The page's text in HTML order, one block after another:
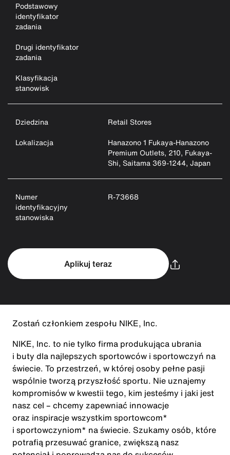
Podstawowy
identyfikator
zadania
Drugi identyfikator
zadania
Klasyfikacja
stanowisk
Dziedzina
Retail Stores
Lokalizacja
Hanazono 1 Fukaya-Hanazono
Premium Outlets, 210, Fukaya-
Shi, Saitama 369-1244, Japan
Numer
identyfikacyjny
stanowiska
R-73668
Aplikuj teraz
Zostań członkiem zespołu NIKE, Inc.
NIKE, Inc. to nie tylko firma produkująca ubrania
i buty dla najlepszych sportowców i sportowczyń na
świecie. To przestrzeń, w której osoby pełne pasji
wspólnie tworzą przyszłość sportu. Nie uznajemy
kompromisów w kwestii tego, kim jesteśmy i jaki jest
nasz cel – chcemy zapewniać innowacje
oraz inspiracje wszystkim sportowcom*
i sportowczyniom* na świecie. Szukamy osób, które
potrafią przesuwać granice, zwiększą nasz